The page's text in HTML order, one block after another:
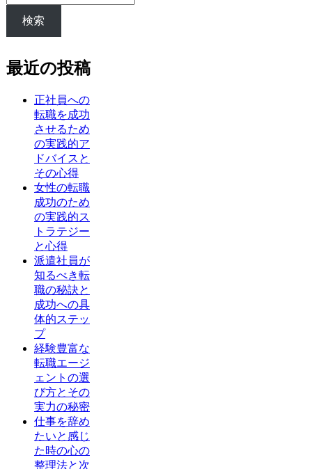
検索
最近の投稿
正社員への
転職を成功
させるため
の実践的ア
ドバイスと
その心得
女性の転職
成功のため
の実践的ス
トラテジー
と心得
派遣社員が
知るべき転
職の秘訣と
成功への具
体的ステッ
プ
経験豊富な
転職エージ
ェントの選
び方とその
実力の秘密
仕事を辞め
たいと感じ
た時の心の
整理法と次